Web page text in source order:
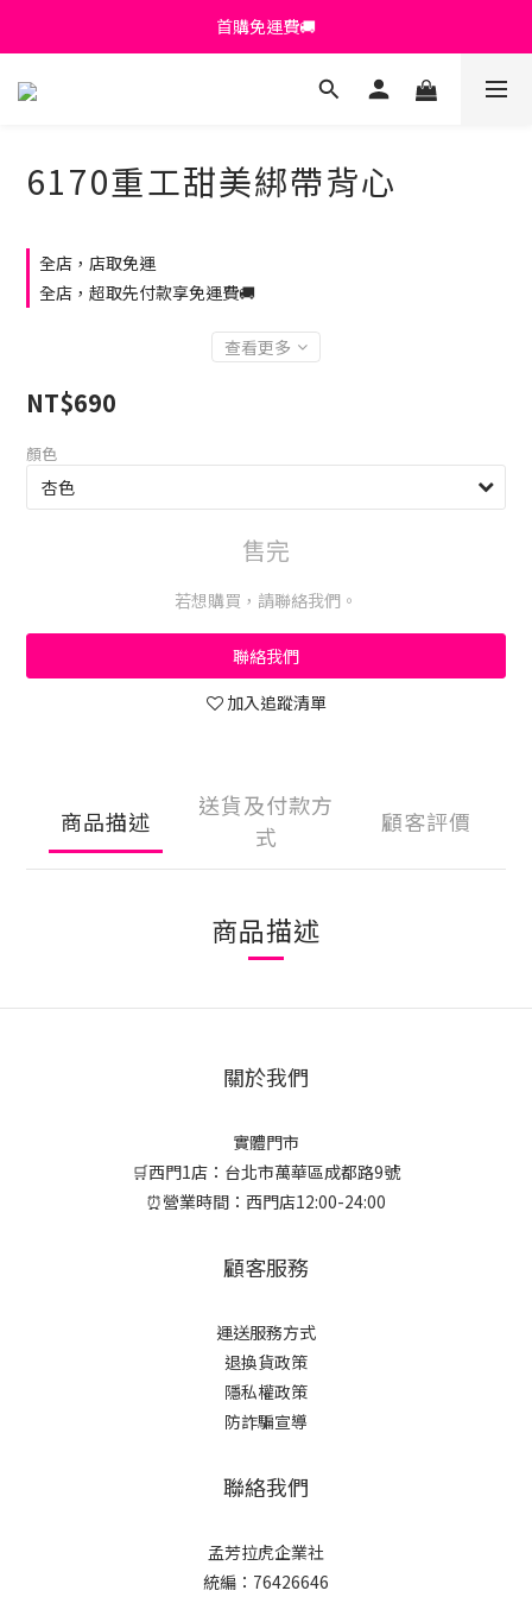
首購免運費🚚
首購免運費🚚
綁定+官方LINE領$200
首購免運費🚚
6170重工甜美綁帶背心
全店，店取免運
全店，超取先付款享免運費🚚
查看更多
NT$690
顏色
售完
若想購買，請聯絡我們。
聯絡我們
加入追蹤清單
商品描述
送貨及付款方
式
顧客評價
商品描述
關於我們
實體門市
🛒西門1店：台北市萬華區成都路9號
⏰營業時間：西門店12:00-24:00
顧客服務
運送服務方式
退換貨政策
隱私權政策
防詐騙宣導
聯絡我們
孟芳拉虎企業社
統編：76426646